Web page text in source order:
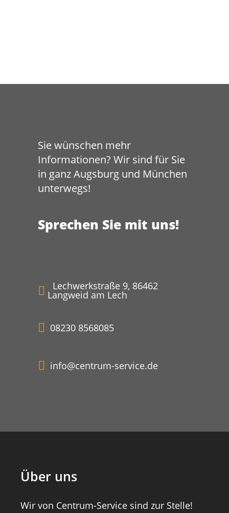
Sie wünschen mehr
Informationen? Wir sind für Sie
in ganz Augsburg und München
unterwegs!
Sprechen Sie mit uns!
Lechwerkstraße 9, 86462
Langweid am Lech
08230 8568085
info@centrum-service.de
Über uns
Wir von Centrum-Service sind zur Stelle!